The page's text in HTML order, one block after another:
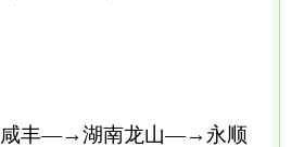
—→湖南龙山—→永顺